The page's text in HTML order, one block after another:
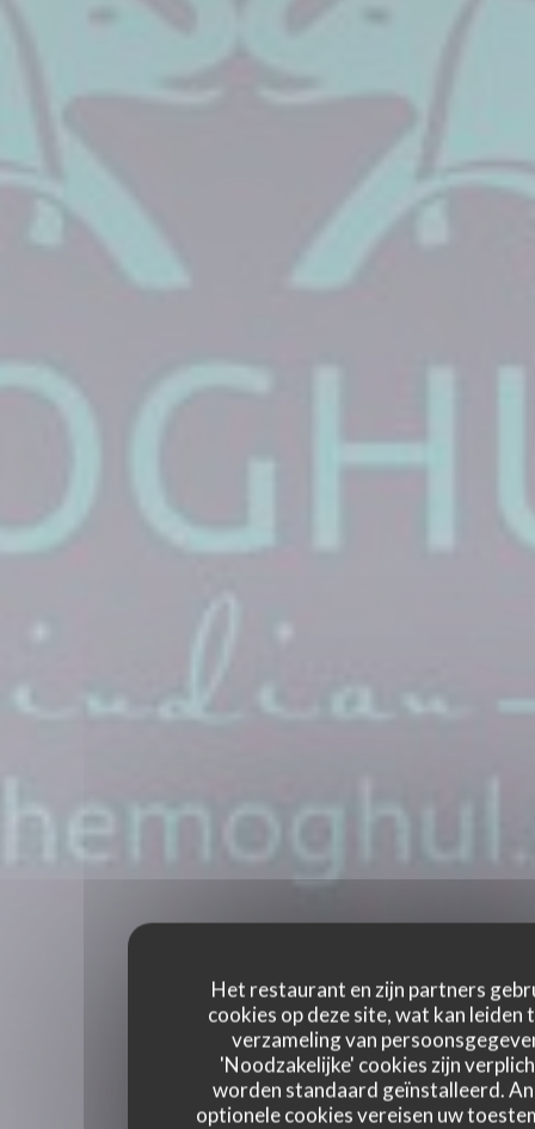
Het restaurant en zijn partners
cookies op deze site, wat kan leiden
verzameling van
'Noodzakelijke' cookies zijn
worden standaard geïnstalleerd.
optionele cookies vereisen uw